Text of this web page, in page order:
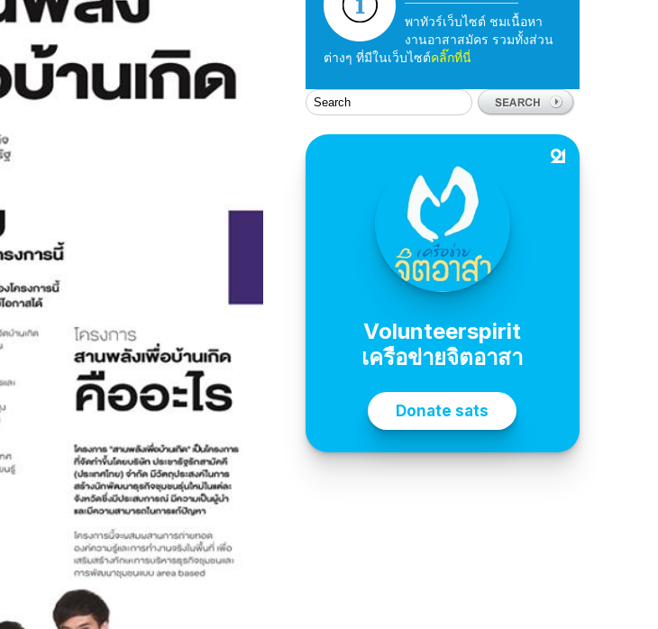
พาทัวร์เว็บไซต์ ชมเนื้อหา
งานอาสาสมัคร รวมทั้งส่วน
ต่างๆ ที่มีในเว็บไซต์คลิ๊กที่นี่